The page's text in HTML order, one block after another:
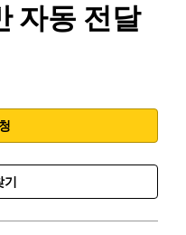
자동 전달
기